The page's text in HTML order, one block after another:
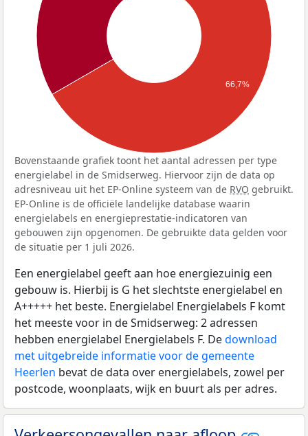
66,7%
Bovenstaande grafiek toont het aantal adressen per type
energielabel in de Smidserweg. Hiervoor zijn de data op
adresniveau uit het EP-Online systeem van de RVO gebruikt.
EP-Online is de officiële landelijke database waarin
energielabels en energieprestatie-indicatoren van
gebouwen zijn opgenomen. De gebruikte data gelden voor
de situatie per 1 juli 2026.
Een energielabel geeft aan hoe energiezuinig een
gebouw is. Hierbij is G het slechtste energielabel en
A+++++ het beste. Energielabel Energielabels F komt
het meeste voor in de Smidserweg: 2 adressen
hebben energielabel Energielabels F. Dedownload
met uitgebreide informatie voor de gemeente
Heerlen bevat de data over energielabels, zowel per
postcode, woonplaats, wijk en buurt als per adres.